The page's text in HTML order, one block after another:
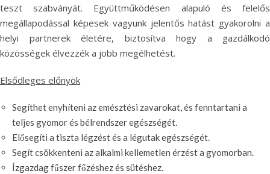
teszt szabványát. Együttműködésen alapuló és felelős
megállapodással képesek vagyunk jelentős hatást gyakorolni a
helyi partnerek életére, biztosítva hogy a gazdálkodó
közösségek élvezzék a jobb megélhetést.
Elsődleges előnyök
Segíthet enyhíteni az emésztési zavarokat, és fenntartani a
teljes gyomor és bélrendszer egészségét.
Elősegíti a tiszta légzést és a légutak egészségét.
Segít csökkenteni az alkalmi kellemetlen érzést a gyomorban.
Ízgazdag fűszer főzéshez és sütéshez.